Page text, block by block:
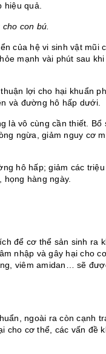
quả.
con bú.
của hệ vi sinh vật mũi
mạnh vài phút sau
lợi cho hại khuẩn
và đường hô hấp dưới.
là vô cùng cần thiết. Bổ
ngừa, giảm nguy cơ
hô hấp; giảm các
hàng ngày.
để cơ thể sản sinh ra
nhập và gây hại cho
, viêm amidan… sẽ
ngoài ra còn cạnh
cho cơ thể, các vấn đề